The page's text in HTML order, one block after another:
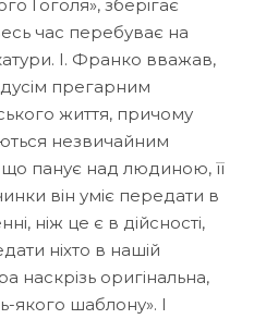
Гоголя», зберігає
час перебуває на
І. Франко вважав,
прегарним
життя, причому
незвичайним
що панує над людиною, її
він уміє передати в
ніж це є в дійсності,
ніхто в нашій
наскрізь оригінальна,
якого шаблону». І